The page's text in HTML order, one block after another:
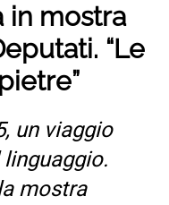
in mostra
“Le
un viaggio
mostra